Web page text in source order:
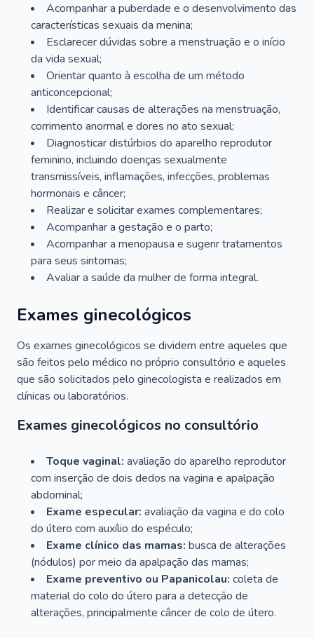
Acompanhar a puberdade e o desenvolvimento das
características sexuais da menina;
Esclarecer dúvidas sobre a menstruação e o início
da vida sexual;
Orientar quanto à escolha de um método
anticoncepcional;
Identificar causas de alterações na menstruação,
corrimento anormal e dores no ato sexual;
Diagnosticar distúrbios do aparelho reprodutor
feminino, incluindo doenças sexualmente
transmissíveis, inflamações, infecções, problemas
hormonais e câncer;
Realizar e solicitar exames complementares;
Acompanhar a gestação e o parto;
Acompanhar a menopausa e sugerir tratamentos
para seus sintomas;
Avaliar a saúde da mulher de forma integral.
Exames ginecológicos
Os exames ginecológicos se dividem entre aqueles que
são feitos pelo médico no próprio consultório e aqueles
que são solicitados pelo ginecologista e realizados em
clínicas ou laboratórios.
Exames ginecológicos no consultório
Toque vaginal: avaliação do aparelho reprodutor
com inserção de dois dedos na vagina e apalpação
abdominal;
Exame especular: avaliação da vagina e do colo
do útero com auxílio do espéculo;
Exame clínico das mamas: busca de alterações
(nódulos) por meio da apalpação das mamas;
Exame preventivo ou Papanicolau: coleta de
material do colo do útero para a detecção de
alterações, principalmente câncer de colo de útero.